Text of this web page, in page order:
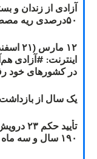
آزادی از زندان و
۵۰درصدی ریه مصطفی دانشجو
۱۲
در کشورهای خود
یک سال از
تأیید
۱۹۰ سال و سه ماه حبس برای ۲۳ درویش گنابادی قطعی شد